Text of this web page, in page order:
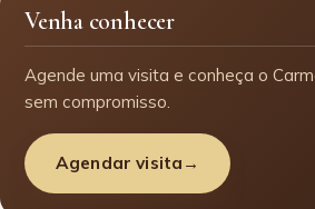
Venha conhecer
Agende uma visita e conheça o
sem compromisso.
Agendar visita →